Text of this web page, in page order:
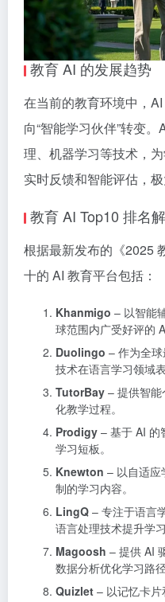
教育 AI 的发展趋势
在当前的教育环境中，
向“智能学习伙伴”转变
理、机器学习等技术，
实时反馈和智能评估，
教育 AI Top10 排名
根据最新发布的《2025
十的 AI 教育平台包括：
Khanmigo – 以智能
球范围内广受好评的
Duolingo – 作为全
技术在语言学习领域表
TutorBay – 提供智
化教学过程。
Prodigy – 基于 AI 的
学习短板。
Knewton – 以自适应
制的学习内容。
LingQ – 专注于语言
语言处理技术提升学习
Magoosh – 提供 AI
数据分析优化学习路径
Quizlet – 以记忆卡